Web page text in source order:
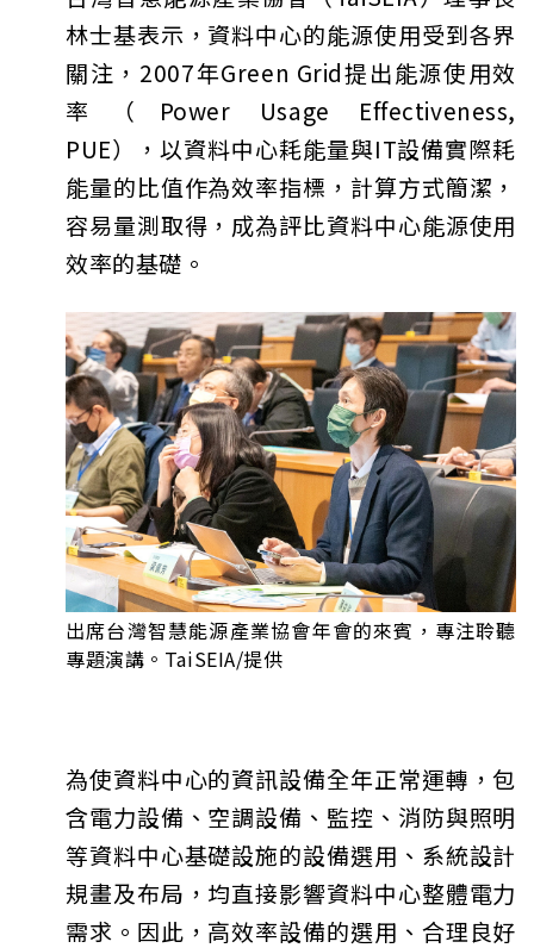
林士基表示，資料中心的能源使用受到各界
關注，2007年Green Grid提出能源使用效
率（Power Usage Effectiveness,
PUE），以資料中心耗能量與IT設備實際耗
能量的比值作為效率指標，計算方式簡潔，
容易量測取得，成為評比資料中心能源使用
效率的基礎。
出席台灣智慧能源產業協會年會的來賓，專注聆聽
專題演講。TaiSEIA/提供
為使資料中心的資訊設備全年正常運轉，包
含電力設備、空調設備、監控、消防與照明
等資料中心基礎設施的設備選用、系統設計
規畫及布局，均直接影響資料中心整體電力
需求。因此，高效率設備的選用、合理良好